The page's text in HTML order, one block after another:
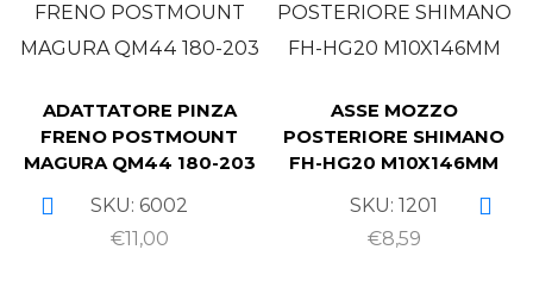
ADATTATORE PINZA
FRENO POSTMOUNT
MAGURA QM44 180-203
SKU: 6002
€11,00
ASSE MOZZO
POSTERIORE SHIMANO
FH-HG20 M10X146MM
SKU: 1201
€8,59